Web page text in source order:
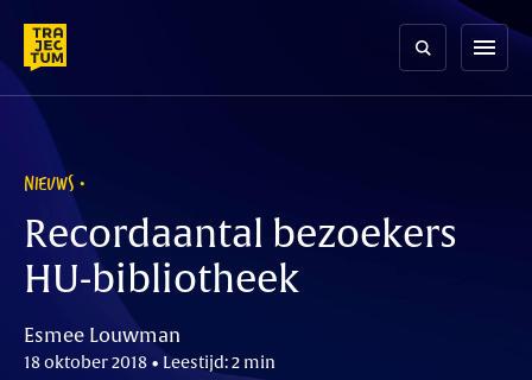
content
menu
NIEUWS
Recordaantal bezoekers
HU-bibliotheek
Esmee Louwman
18 oktober 2018 • Leestijd: 2 min